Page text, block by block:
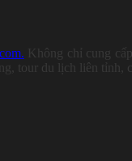
. Không chỉ cung
tour du lịch liên